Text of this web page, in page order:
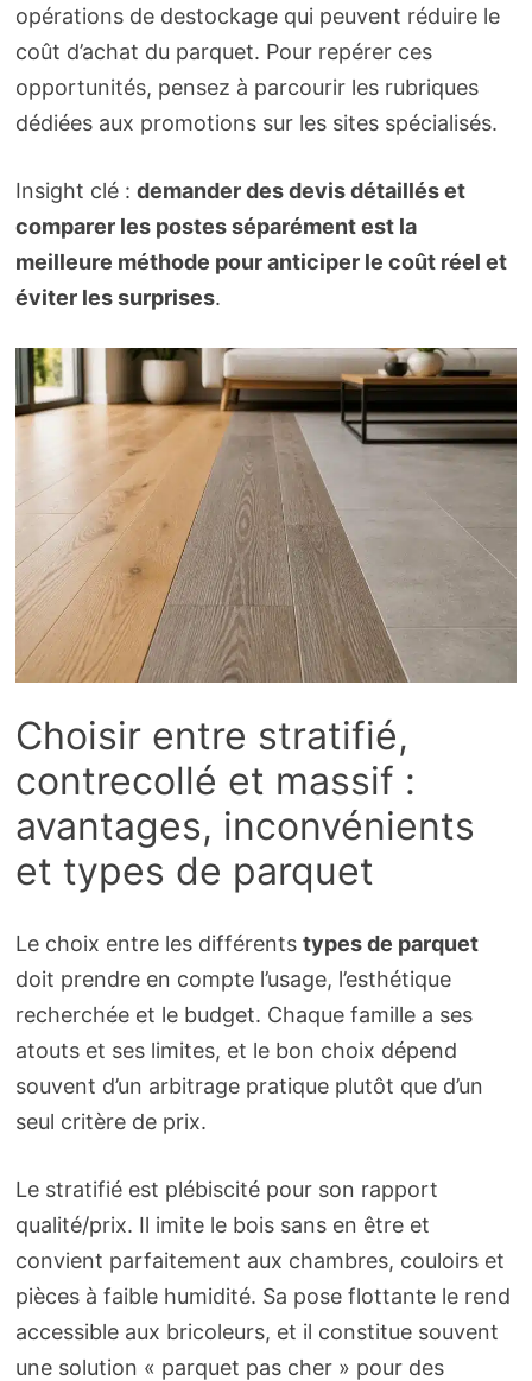
opérations de destockage qui peuvent réduire le
coût d’achat du parquet. Pour repérer ces
opportunités, pensez à parcourir les rubriques
dédiées aux promotions sur les sites spécialisés.
Insight clé : demander des devis détaillés et
comparer les postes séparément est la
meilleure méthode pour anticiper le coût réel et
éviter les surprises.
Choisir entre stratifié,
contrecollé et massif :
avantages, inconvénients
et types de parquet
Le choix entre les différents types de parquet
doit prendre en compte l’usage, l’esthétique
recherchée et le budget. Chaque famille a ses
atouts et ses limites, et le bon choix dépend
souvent d’un arbitrage pratique plutôt que d’un
seul critère de prix.
Le stratifié est plébiscité pour son rapport
qualité/prix. Il imite le bois sans en être et
convient parfaitement aux chambres, couloirs et
pièces à faible humidité. Sa pose flottante le rend
accessible aux bricoleurs, et il constitue souvent
une solution « parquet pas cher » pour des